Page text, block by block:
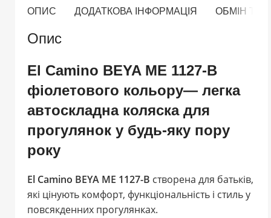
ОПИС ДОДАТКОВА ІНФОРМАЦІЯ ОБМІН ТА
Опис
El Camino BEYA ME 1127-B
фіолетового кольору— легка
автоскладна коляска для
прогулянок у будь-яку пору
року
El Camino BEYA ME 1127-B створена для батьків,
які цінують комфорт, функціональність і стиль у
повсякденних прогулянках.